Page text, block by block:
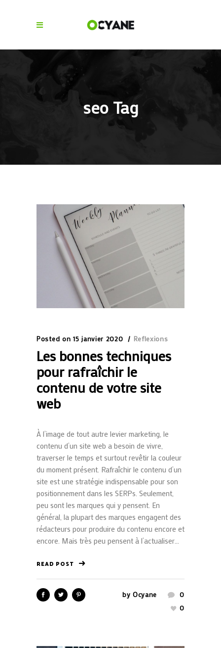
seo Tag
Posted on 15 janvier 2020 Reflexions
Les bonnes techniques
pour rafraîchir le
contenu de votre site
web
À l’image de tout autre levier marketing, le
contenu d’un site web a besoin de vivre,
traverser le temps et surtout revêtir la couleur
du moment présent. Rafraîchir le contenu d’un
site est une stratégie indispensable pour son
positionnement dans les SERPs. Seulement,
peu sont les marques qui y pensent. En
général, la plupart des marques engagent des
rédacteurs pour produire du contenu encore et
encore. Mais très peu pensent à l’actualiser...
READ POST
by Ocyane
0
0